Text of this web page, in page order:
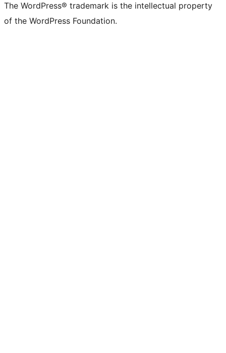
The WordPress® trademark is the intellectual property
of the WordPress Foundation.